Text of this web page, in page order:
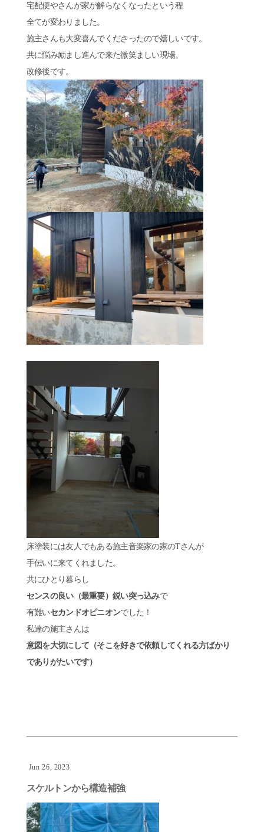
宅配便やさんが家が解らなくなったという程
全てが変わりました。
施主さんも大変喜んでくださったので嬉しいです。
共に悩み励まし進んで来た微笑ましい現場。
改修後です。
床塗装には友人でもある施主音楽家の家のTさんが
手伝いに来てくれました。
共にひとり暮らし
センスの良い（最重要）鋭い突っ込みで
有難いセカンドオピニオンでした！
私達の施主さんは
意図を大切にして（そこを好きで依頼してくれる方ばかり
でありがたいです）
Jun 26, 2023
スケルトンから構造補強